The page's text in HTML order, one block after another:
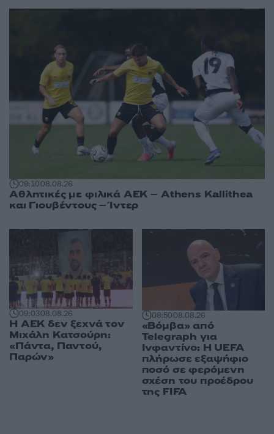
09:1008.08.26
Αθλητικές με φιλικά ΑΕΚ – Athens Kallithea
και Γιουβέντους – Ίντερ
09:0308.08.26
Η ΑΕΚ δεν ξεχνά τον
Μιχάλη Κατσούρη:
«Πάντα, Παντού,
Παρών»
08:5008.08.26
«Βόμβα» από
Telegraph για
Ινφαντίνο: Η UEFA
πλήρωσε εξαψήφιο
ποσό σε φερόμενη
σχέση του προέδρου
της FIFA